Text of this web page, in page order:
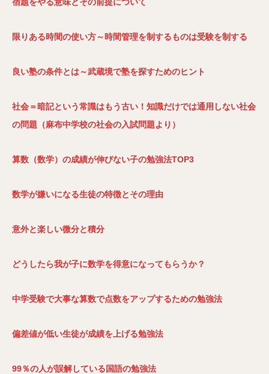
限りある時間の使い方～時間管理を制するものは受験を制する
良い塾の条件とは～武蔵境で塾を探すためのヒント
社会＝暗記という常識はもう古い！知識だけでは通用しない社会
の問題（麻布中学校の社会の入試問題より）
算数（数学）の成績が伸びない子の勉強法TOP3
数学が嫌いになる生徒の特徴とその理由
意外と楽しい微分と積分
どうしたら我が子に数学を得意になってもらうか？
中学受験で大事な算数で点数をアップするための勉強法
偏差値が低い生徒が成績を上げる勉強法
99％の人が誤解している国語の勉強法